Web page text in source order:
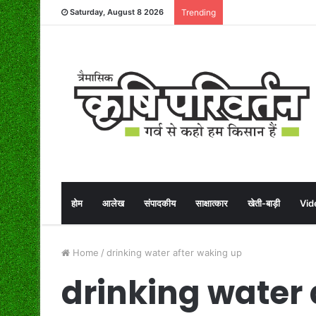
Saturday, August 8 2026 Trending
होम आलेख संपादकीय साक्षात्कार खेती-बाड़ी
Home / drinking water after waking up
drinking water